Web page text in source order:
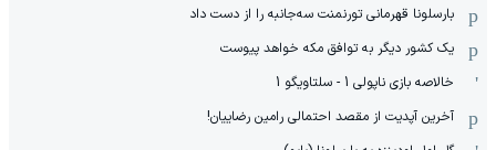
بارسلونا قهرمانی تورنمنت سه‌جانبه را از دست داد
یک کشور دیگر به توافق مکه خواهد پیوست
خالاصه بازی ناپولی 1 - سلتاویگو 1
آخرین آپدیت از مقصد احتمالی رامین رضاییان!